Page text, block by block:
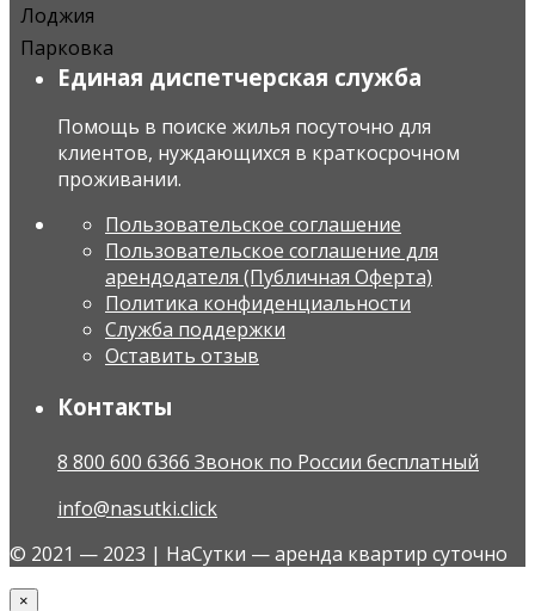
Лоджия
Парковка
Единая диспетчерская служба
Помощь в поиске жилья посуточно для
клиентов, нуждающихся в краткосрочном
проживании.
Пользовательское соглашение
Пользовательское соглашение для
арендодателя (Публичная Оферта)
Политика конфиденциальности
Служба поддержки
Оставить отзыв
Контакты
8 800 600 6366 Звонок по России бесплатный
info@nasutki.click
© 2021 — 2023 | НаСутки — аренда квартир суточно
×